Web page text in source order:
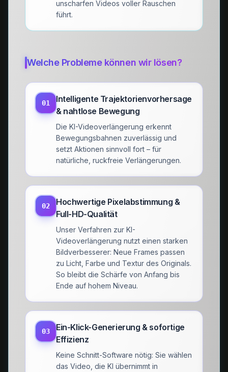
unscharfen Videos voller Rauschen
führt.
Welche Probleme können wir lösen?
01
Intelligente Trajektorienvorhersage
& nahtlose Bewegung
Die KI-Videoverlängerung erkennt
Bewegungsbahnen zuverlässig und
setzt Aktionen sinnvoll fort – für
natürliche, ruckfreie Verlängerungen.
02
Hochwertige Pixelabstimmung &
Full-HD-Qualität
Unser Verfahren zur KI-
Videoverlängerung nutzt einen starken
Bildverbesserer: Neue Frames passen
zu Licht, Farbe und Textur des Originals.
So bleibt die Schärfe von Anfang bis
Ende auf hohem Niveau.
03
Ein-Klick-Generierung & sofortige
Effizienz
Keine Schnitt-Software nötig: Sie wählen
das Video, die KI übernimmt in